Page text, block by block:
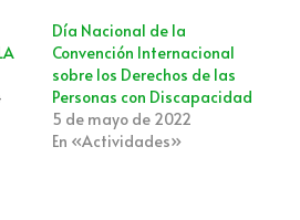
Día Nacional de la
Convención Internacional
sobre los Derechos de las
Personas con Discapacidad
5 de mayo de 2022
En «Actividades»